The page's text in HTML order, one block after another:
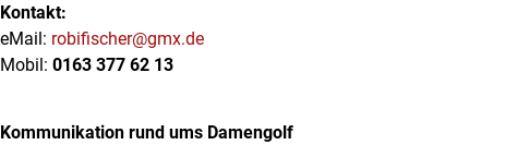
Kontakt:
eMail: robifischer@gmx.de
Mobil: 0163 377 62 13
Kommunikation rund ums Damengolf